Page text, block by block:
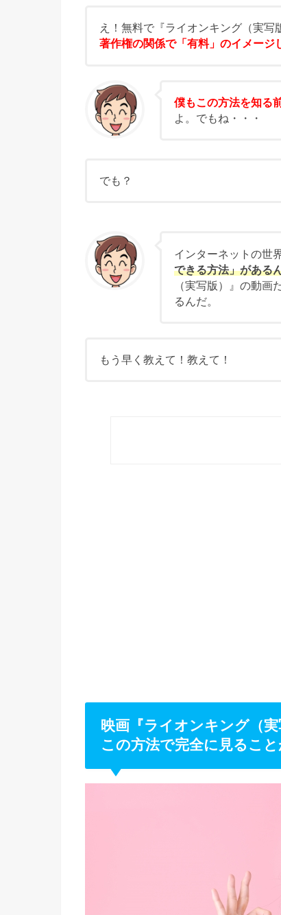
え！無料で『ライオンキング（実写
著作権の関係で「有料」のイメージ
僕もこの方法を知る
よ。でもね・・・
でも？
インターネットの世
できる方法」がある
（実写版）』の動画
るんだ。
もう早く教えて！教えて！
映画『ライオンキング（
この方法で完全に見るこ